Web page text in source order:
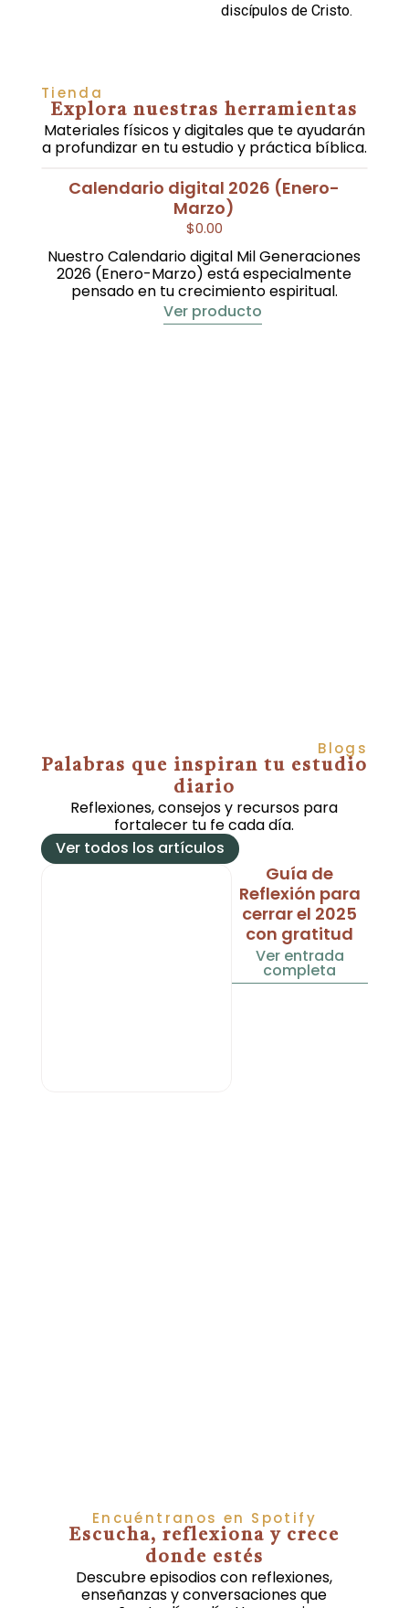
discípulos de Cristo.
Tienda
Explora nuestras herramientas
Materiales físicos y digitales que te ayudarán
a profundizar en tu estudio y práctica bíblica.
Calendario digital 2026 (Enero-
Marzo)
$0.00
Nuestro Calendario digital Mil Generaciones
2026 (Enero-Marzo) está especialmente
pensado en tu crecimiento espiritual.
Ver producto
Blogs
Palabras que inspiran tu estudio
diario
Reflexiones, consejos y recursos para
fortalecer tu fe cada día.
Ver todos los artículos
Guía de
Reflexión para
cerrar el 2025
con gratitud
Ver entrada
completa
Encuéntranos en Spotify
Escucha, reflexiona y crece
donde estés
Descubre episodios con reflexiones,
enseñanzas y conversaciones que